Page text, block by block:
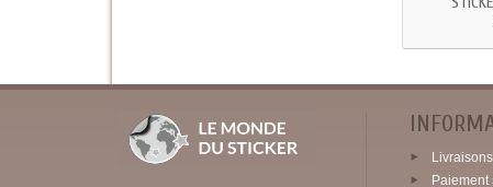
Paiement